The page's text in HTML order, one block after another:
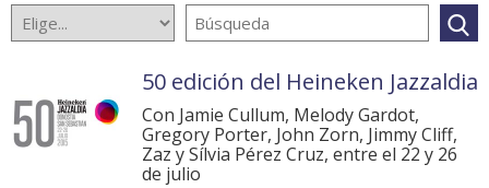
50 edición del Heineken Jazzaldia
Con Jamie Cullum, Melody Gardot,
Gregory Porter, John Zorn, Jimmy Cliff,
Zaz y Sílvia Pérez Cruz, entre el 22 y 26
de julio